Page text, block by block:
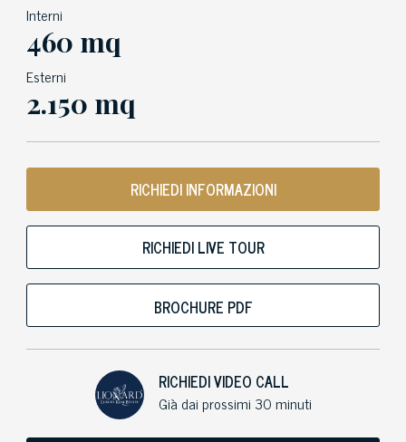
Interni
460 mq
Esterni
2.150 mq
RICHIEDI INFORMAZIONI
RICHIEDI LIVE TOUR
BROCHURE PDF
RICHIEDI VIDEO CALL
Già dai prossimi 30 minuti